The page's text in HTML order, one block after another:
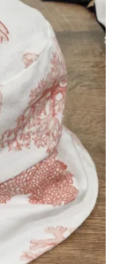
Añadir
a tu
lista
de
deseos